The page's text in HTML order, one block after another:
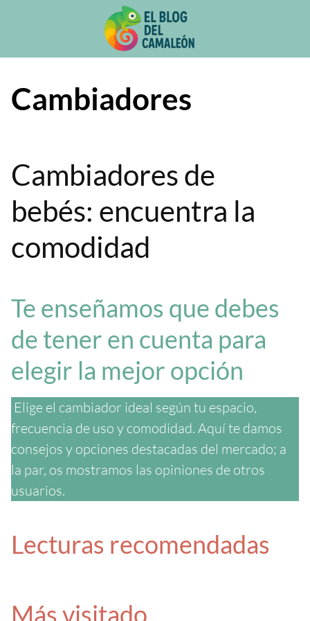
Cambiadores
Cambiadores de
bebés: encuentra la
comodidad
Te enseñamos que debes
de tener en cuenta para
elegir la mejor opción
Elige el cambiador ideal según tu espacio,
frecuencia de uso y comodidad. Aquí te damos
consejos y opciones destacadas del mercado; a
la par, os mostramos las opiniones de otros
usuarios.
Lecturas recomendadas
Más visitado